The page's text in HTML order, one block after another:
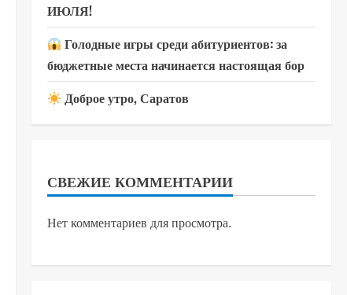
ИЮЛЯ!
Голодные игры среди абитуриентов: за
бюджетные места начинается настоящая бор
Доброе утро, Саратов
СВЕЖИЕ КОММЕНТАРИИ
Нет комментариев для просмотра.